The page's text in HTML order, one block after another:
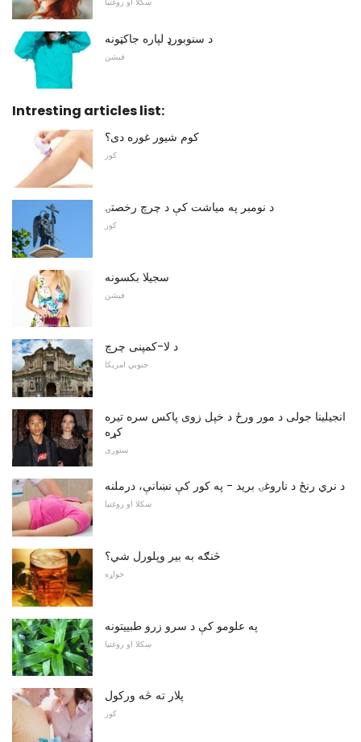
د سنوبورډ لپاره جاکټونه
فیشن
Intresting articles list:
کوم شیور غوره دی؟
کور
د نومبر په میاشت کې د چرچ رخصتۍ
کور
سجیلا بکسونه
فیشن
د لا-کمپنی چرچ
جنوبي امریکا
انجیلینا جولی د مور ورځ د خپل زوی پاکس سره تیره
کړه
ستوری
د نري رنځ د ناروغۍ بريد - په کور کې نښانې، درملنه
ښکلا او روغتیا
څنګه به بیر وپلورل شي؟
خواړه
په علومو کې د سرو زرو طبيیتونه
ښکلا او روغتیا
پلار ته څه ورکول
کور